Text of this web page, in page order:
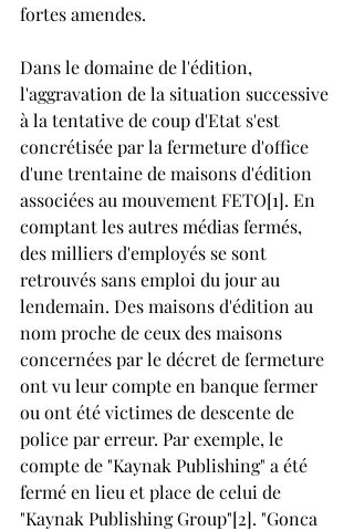
fortes amendes.
Dans le domaine de l'édition,
l'aggravation de la situation successive
à la tentative de coup d'Etat s'est
concrétisée par la fermeture d'office
d'une trentaine de maisons d'édition
associées au mouvement FETO[1]. En
comptant les autres médias fermés,
des milliers d'employés se sont
retrouvés sans emploi du jour au
lendemain. Des maisons d'édition au
nom proche de ceux des maisons
concernées par le décret de fermeture
ont vu leur compte en banque fermer
ou ont été victimes de descente de
police par erreur. Par exemple, le
compte de "Kaynak Publishing" a été
fermé en lieu et place de celui de
"Kaynak Publishing Group"[2]. "Gonca